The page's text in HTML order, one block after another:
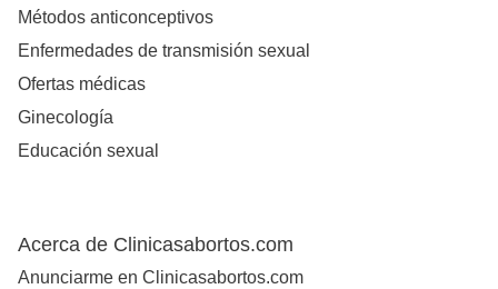
Métodos anticonceptivos
Enfermedades de transmisión sexual
Ofertas médicas
Ginecología
Educación sexual
Acerca de Clinicasabortos.com
Anunciarme en Clinicasabortos.com